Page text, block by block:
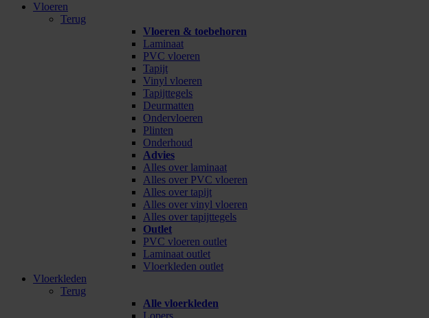
Vloeren
Terug
Vloeren & toebehoren
Laminaat
PVC vloeren
Tapijt
Vinyl vloeren
Tapijttegels
Deurmatten
Ondervloeren
Plinten
Onderhoud
Advies
Alles over laminaat
Alles over PVC vloeren
Alles over tapijt
Alles over vinyl vloeren
Alles over tapijttegels
Outlet
PVC vloeren outlet
Laminaat outlet
Vloerkleden outlet
Vloerkleden
Terug
Alle vloerkleden
Lopers